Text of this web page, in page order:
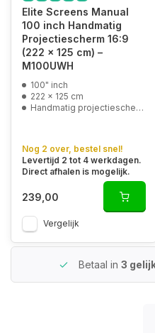
Elite Screens Manual
100 inch Handmatig
Projectiescherm 16:9
(222 x 125 cm) –
M100UWH
100" inch
222 x 125 cm
Handmatig projectiescherm
Nog 2 over, bestel snel!
Levertijd 2 tot 4 werkdagen.
Direct afhalen is mogelijk.
239,00
Vergelijk
Betaal in 3